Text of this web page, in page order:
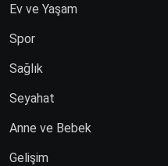
Ev ve Yaşam
Spor
Sağlık
Seyahat
Anne ve Bebek
Gelişim